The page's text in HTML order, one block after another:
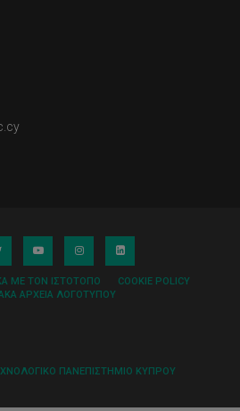
ΜΕ ΤΟΝ ΙΣΤΌΤΟΠΟ
COOKIE POLICY
ΑΡΧΕΊΑ ΛΟΓΌΤΥΠΟΥ
ΠΑΝΕΠΙΣΤΗΜΙΟ ΚΥΠΡΟΥ